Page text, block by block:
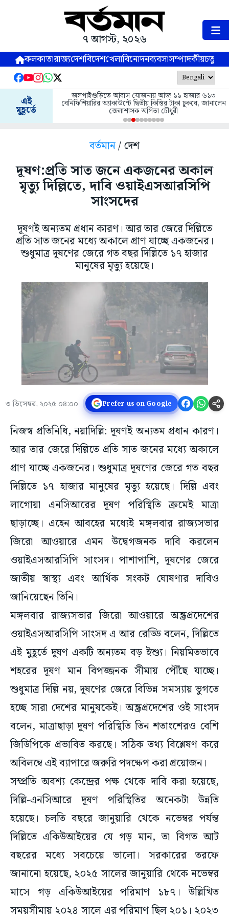
৭ আগস্ট, ২০২৬
কলকাতারাজ্যদেশবিদেশখেলাবিনোদনব্যবসাসম্পাদকীয়
এই
মুহূর্তে
জলপাইগুড়িতে আবাস যোজনায় আজ ১১ হাজার ৬১৩
বেনিফিশিয়ারির অ্যাকাউন্টে দ্বিতীয় কিস্তির টাকা ঢুকবে, জানালেন
জেলাশাসক অর্পিতা চৌধুরী
বর্তমান/ দেশ
দূষণ:প্রতি সাত জনে একজনের অকাল
মৃত্যু দিল্লিতে, দাবি ওয়াইএসআরসিপি
সাংসদের
দূষণই অন্যতম প্রধান কারণ। আর তার জেরে দিল্লিতে
প্রতি সাত জনের মধ্যে অকালে প্রাণ যাচ্ছে একজনের।
শুধুমাত্র দূষণের জেরে গত বছর দিল্লিতে ১৭ হাজার
মানুষের মৃত্যু হয়েছে।
৩ ডিসেম্বর, ২০২৫ ০৪:০০ Prefer us on Google
নিজস্ব প্রতিনিধি, নয়াদিল্লি: দূষণই অন্যতম প্রধান কারণ।
আর তার জেরে দিল্লিতে প্রতি সাত জনের মধ্যে অকালে
প্রাণ যাচ্ছে একজনের। শুধুমাত্র দূষণের জেরে গত বছর
দিল্লিতে ১৭ হাজার মানুষের মৃত্যু হয়েছে। দিল্লি এবং
লাগোয়া এনসিআরের দূষণ পরিস্থিতি ক্রমেই মাত্রা
ছাড়াচ্ছে। এহেন আবহের মধ্যেই মঙ্গলবার রাজ্যসভার
জিরো আওয়ারে এমন উদ্বেগজনক দাবি করলেন
ওয়াইএসআরসিপি সাংসদ। পাশাপাশি, দূষণের জেরে
জাতীয় স্বাস্থ্য এবং আর্থিক সংকট ঘোষণার দাবিও
জানিয়েছেন তিনি।
মঙ্গলবার রাজ্যসভার জিরো আওয়ারে অন্ধ্রপ্রদেশের
ওয়াইএসআরসিপি সাংসদ এ আর রেড্ডি বলেন, দিল্লিতে
এই মুহূর্তে দূষণ একটি অন্যতম বড় ইশ্যু। নিয়মিতভাবে
শহরের দূষণ মান বিপজ্জনক সীমায় পৌঁছে যাচ্ছে।
শুধুমাত্র দিল্লি নয়, দূষণের জেরে বিভিন্ন সমস্যায় ভুগতে
হচ্ছে সারা দেশের মানুষকেই। অন্ধ্রপ্রদেশের ওই সাংসদ
বলেন, মাত্রাছাড়া দূষণ পরিস্থিতি তিন শতাংশেরও বেশি
জিডিপিকে প্রভাবিত করছে। সঠিক তথ্য বিশ্লেষণ করে
অবিলম্বে এই ব্যাপারে জরুরি পদক্ষেপ করা প্রয়োজন।
সম্প্রতি অবশ্য কেন্দ্রের পক্ষ থেকে দাবি করা হয়েছে,
দিল্লি-এনসিআরে দূষণ পরিস্থিতির অনেকটা উন্নতি
হয়েছে। চলতি বছরে জানুয়ারি থেকে নভেম্বর পর্যন্ত
দিল্লিতে একিউআইয়ের যে গড় মান, তা বিগত আট
বছরের মধ্যে সবচেয়ে ভালো। সরকারের তরফে
জানানো হয়েছে, ২০২৫ সালের জানুয়ারি থেকে নভেম্বর
মাসে গড় একিউআইয়ের পরিমাণ ১৮৭। উল্লিখিত
সময়সীমায় ২০২৪ সালে এর পরিমাণ ছিল ২০১। ২০২৩